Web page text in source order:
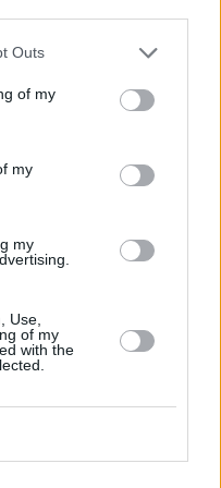
cuenta que algún
el derecho de
se aplicarán
en este sitio web o
Outs
of my
my
my
Use,
of my
with the